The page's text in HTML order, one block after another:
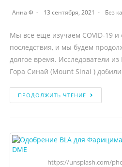
Анна Ф 13 сентября, 2021 Без
Мы все еще изучаем COVID-19 и
последствия, и мы будем
долгое время. Исследователи
Гора Синай (Mount Sinai )
ПРОДОЛЖИТЬ ЧТЕНИЕ
https://unsplash.com/